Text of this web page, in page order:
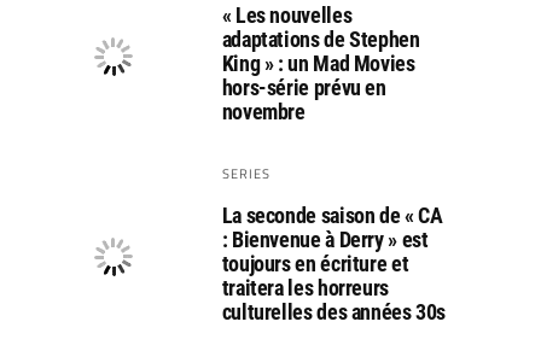
« Les nouvelles
adaptations de Stephen
King » : un Mad Movies
hors-série prévu en
novembre
SERIES
La seconde saison de « CA
: Bienvenue à Derry » est
toujours en écriture et
traitera les horreurs
culturelles des années 30s